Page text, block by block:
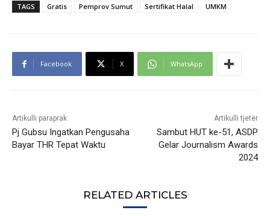
TAGS Gratis Pemprov Sumut Sertifikat Halal UMKM
Facebook X WhatsApp
Artikulli paraprak
Pj Gubsu Ingatkan Pengusaha
Bayar THR Tepat Waktu
Artikulli tjetër
Sambut HUT ke-51, ASDP
Gelar Journalism Awards
2024
RELATED ARTICLES